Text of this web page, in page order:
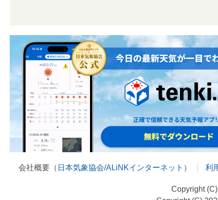
会社概要（ 日本気象協会/ALiNKインターネット ） 利
Copyright